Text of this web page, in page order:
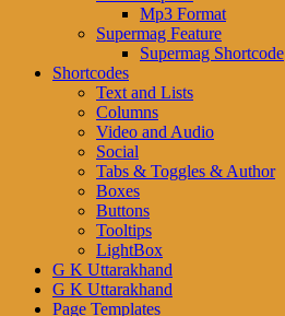
Mp3 Format
Supermag Feature
Supermag Shortcode
Shortcodes
Text and Lists
Columns
Video and Audio
Social
Tabs & Toggles & Author
Boxes
Buttons
Tooltips
LightBox
G K Uttarakhand
G K Uttarakhand
Page Templates